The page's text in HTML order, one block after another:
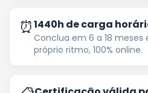
⏰1440h de carga
Conclua em 6 a 18 meses
próprio ritmo, 100% online.